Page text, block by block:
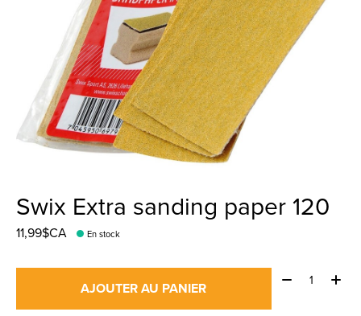
Swix Extra sanding paper 120
11,99$CA En stock
AJOUTER AU PANIER
Quantité: